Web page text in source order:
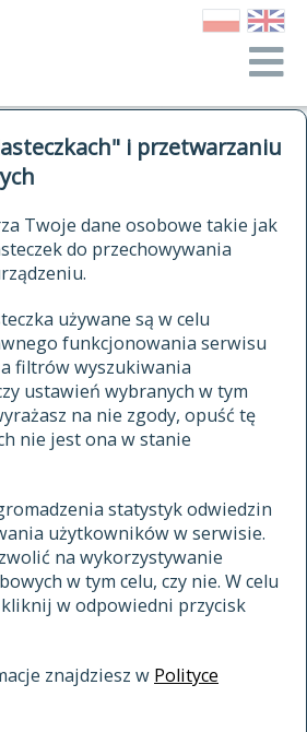
i przetwarzaniu
Twoje dane osobowe takie jak
do przechowywania
używane są w celu
funkcjonowania serwisu
filtrów wyszukiwania
ustawień wybranych w tym
na nie zgody, opuść tę
nie jest ona w stanie
statystyk odwiedzin
użytkowników w serwisie.
na wykorzystywanie
w tym celu, czy nie. W celu
w odpowiedni przycisk
znajdziesz w Polityce
SŁOWNIK
POLSKIEGO
XVIII WIEKU
hasła
od